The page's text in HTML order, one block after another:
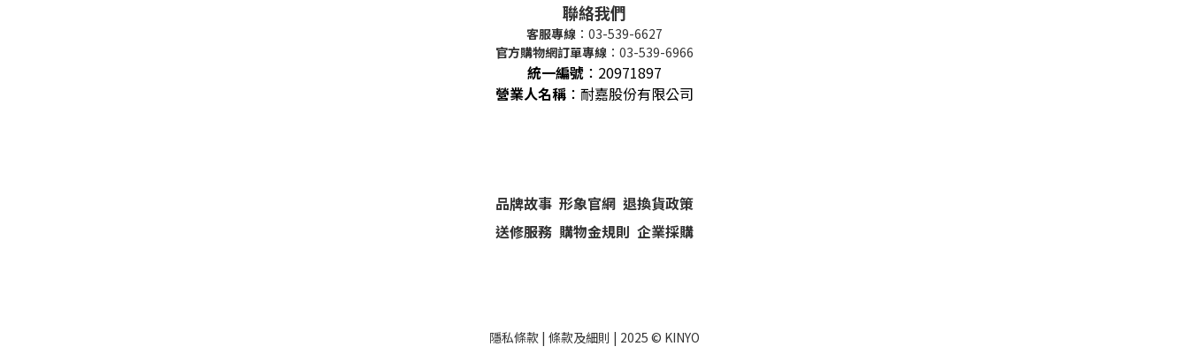
聯絡我們
客服專線 ：03-539-6627
官方購物網訂單專線 ：03-539-6966
統一編號 ： 20971897
營業人名稱 ：耐嘉股份有限公司
品牌故事 形象官網 退換貨政策
送修服務 購物金規則 企業採購
隱私條款 | 條款及細則 | 2025 © KINYO